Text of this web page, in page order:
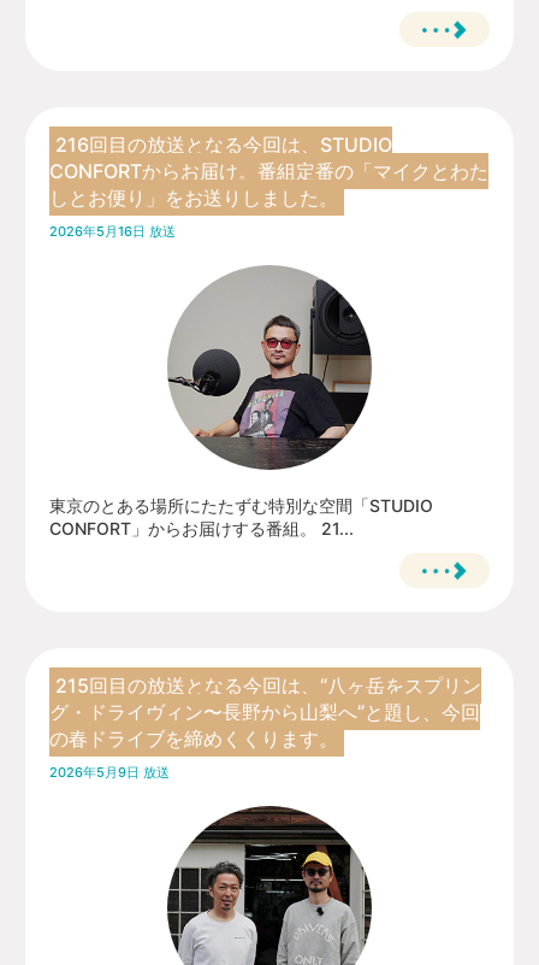
216回目の放送となる今回は、STUDIO
CONFORTからお届け。番組定番の「マイクとわた
しとお便り」をお送りしました。
2026年5月16日 放送
東京のとある場所にたたずむ特別な空間「STUDIO
CONFORT」からお届けする番組。 21...
215回目の放送となる今回は、“八ヶ岳をスプリン
グ・ドライヴィン〜長野から山梨へ”と題し、今回
の春ドライブを締めくくります。
2026年5月9日 放送